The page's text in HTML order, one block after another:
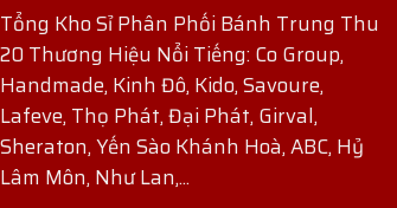
Tổng Kho Sỉ Phân Phối Bánh Trung Thu
20 Thương Hiệu Nổi Tiếng: Co Group,
Handmade, Kinh Đô, Kido, Savoure,
Lafeve, Thọ Phát, Đại Phát, Girval,
Sheraton, Yến Sào Khánh Hoà, ABC, Hỷ
Lâm Môn, Như Lan,...